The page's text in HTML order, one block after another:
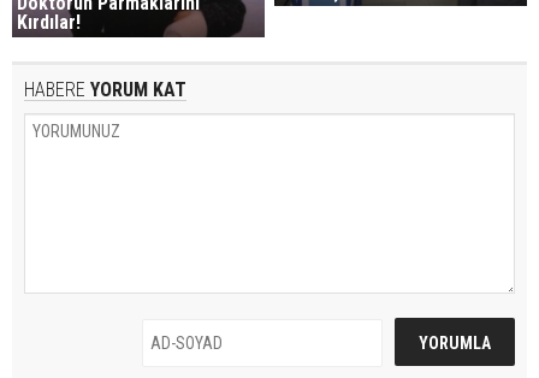
Kırdılar!
HABERE YORUM KAT